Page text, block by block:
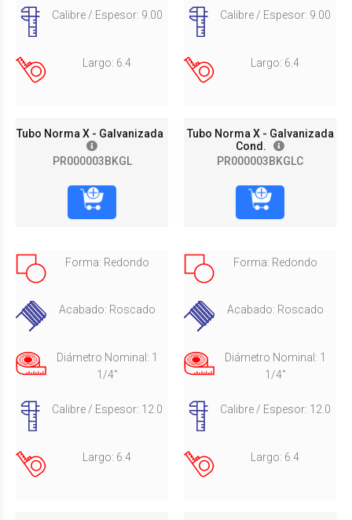
Calibre / Espesor: 9.00
Largo: 6.4
Tubo Norma X - Galvanizada
PR000003BKGL
Calibre / Espesor: 9.00
Largo: 6.4
Tubo Norma X - Galvanizada
Cond.
PR000003BKGLC
Forma: Redondo
Acabado: Roscado
Diámetro Nominal: 1
1/4"
Calibre / Espesor: 12.0
Largo: 6.4
Forma: Redondo
Acabado: Roscado
Diámetro Nominal: 1
1/4"
Calibre / Espesor: 12.0
Largo: 6.4